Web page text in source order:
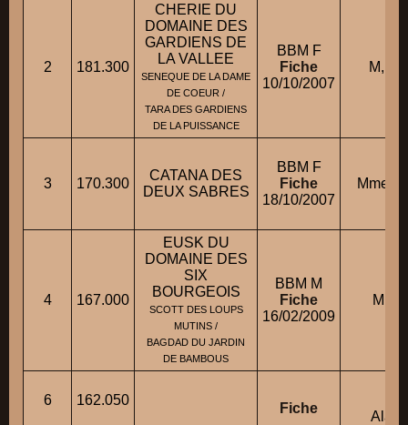
2 181.300
CHERIE DU
DOMAINE DES
GARDIENS DE
LA VALLEE
SENEQUE DE LA DAME
DE COEUR /
TARA DES GARDIENS
DE LA PUISSANCE
BBM F
Fiche
10/10/2007
M,
3 170.300
CATANA DES
DEUX SABRES
BBM F
Fiche
18/10/2007
Mme
4 167.000
EUSK DU
DOMAINE DES
SIX
BOURGEOIS
SCOTT DES LOUPS
MUTINS /
BAGDAD DU JARDIN
DE BAMBOUS
BBM M
Fiche
16/02/2009
M.
6 162.050
Fiche
Alain